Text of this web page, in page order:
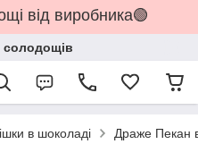
від виробника🟢
солодощів
в шоколаді Драже Пекан